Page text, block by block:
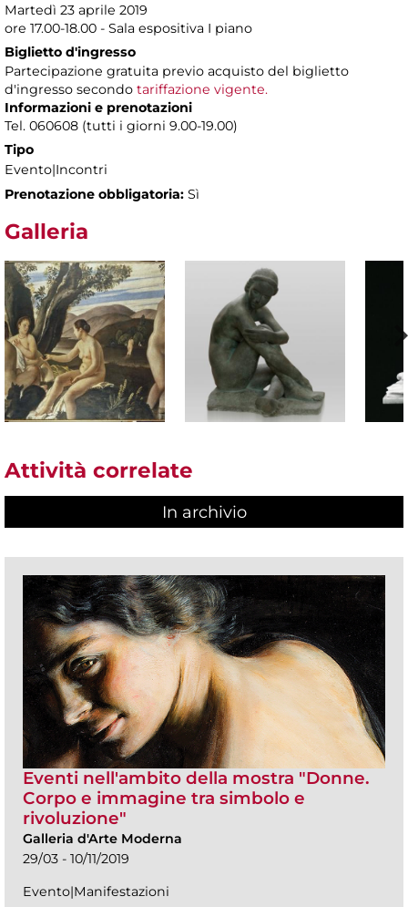
Martedì 23 aprile 2019
ore 17.00-18.00 - Sala espositiva I piano
Biglietto d'ingresso
Partecipazione gratuita previo acquisto del biglietto
d'ingresso secondo tariffazione vigente.
Informazioni e prenotazioni
Tel. 060608 (tutti i giorni 9.00-19.00)
Tipo
Evento|Incontri
Prenotazione obbligatoria: Sì
Galleria
Attività correlate
In archivio
Eventi nell'ambito della mostra "Donne.
Corpo e immagine tra simbolo e
rivoluzione"
Galleria d'Arte Moderna
29/03 - 10/11/2019
Evento|Manifestazioni